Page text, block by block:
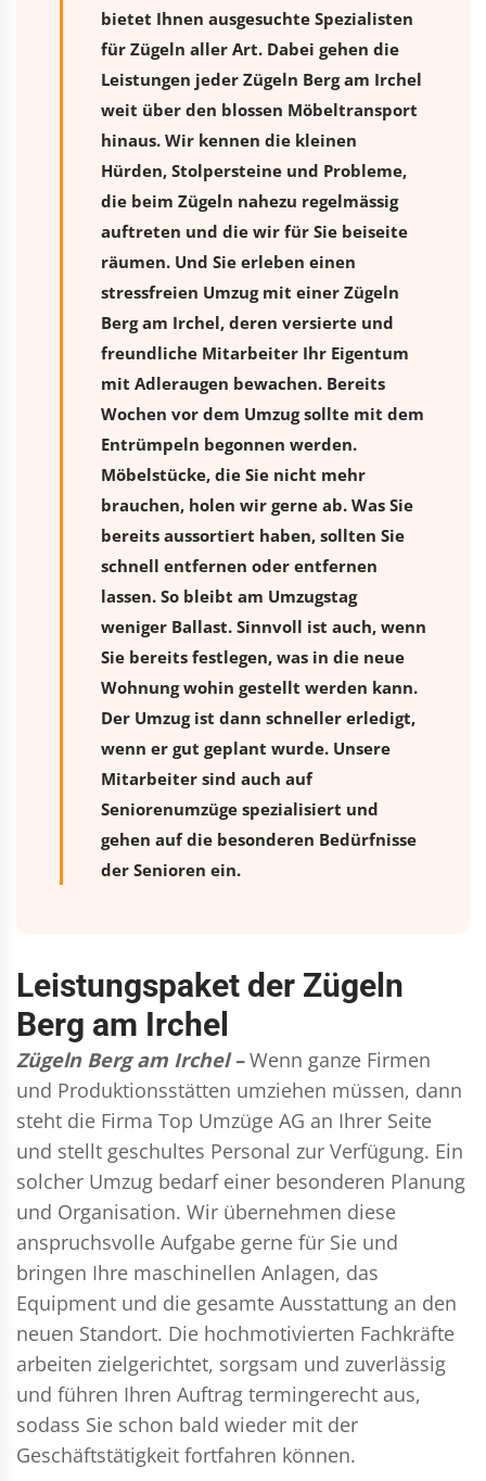
bietet Ihnen ausgesuchte Spezialisten
für Zügeln aller Art. Dabei gehen die
Leistungen jeder Zügeln Berg am Irchel
weit über den blossen Möbeltransport
hinaus. Wir kennen die kleinen
Hürden, Stolpersteine und Probleme,
die beim Zügeln nahezu regelmässig
auftreten und die wir für Sie beiseite
räumen. Und Sie erleben einen
stressfreien Umzugmit einer Zügeln
Berg am Irchel, deren versierte und
freundliche Mitarbeiter Ihr Eigentum
mit Adleraugen bewachen. Bereits
Wochen vor dem Umzug sollte mit dem
Entrümpeln begonnen werden.
Möbelstücke, die Sie nicht mehr
brauchen, holen wir gerne ab. Was Sie
bereits aussortiert haben, sollten Sie
schnell entfernen oder entfernen
lassen. So bleibt am Umzugstag
weniger Ballast. Sinnvoll ist auch, wenn
Sie bereits festlegen, was in die neue
Wohnung wohin gestellt werden kann.
Der Umzug ist dann schneller erledigt,
wenn er gut geplant wurde. Unsere
Mitarbeiter sind auch auf
Seniorenumzüge spezialisiert und
gehen auf die besonderen Bedürfnisse
der Senioren ein.
Leistungspaket der Zügeln
Berg am Irchel
Zügeln Berg am Irchel – Wenn ganze Firmen
und Produktionsstätten umziehen müssen, dann
steht die Firma Top Umzüge AG an Ihrer Seite
und stellt geschultes Personal zur Verfügung. Ein
solcher Umzug bedarf einer besonderen Planung
und Organisation. Wir übernehmen diese
anspruchsvolle Aufgabe gerne für Sie und
bringen Ihre maschinellen Anlagen, das
Equipment und die gesamte Ausstattung an den
neuen Standort. Die hochmotivierten Fachkräfte
arbeiten zielgerichtet, sorgsam und zuverlässig
und führen Ihren Auftrag termingerecht aus,
sodass Sie schon bald wieder mit der
Geschäftstätigkeit fortfahren können.